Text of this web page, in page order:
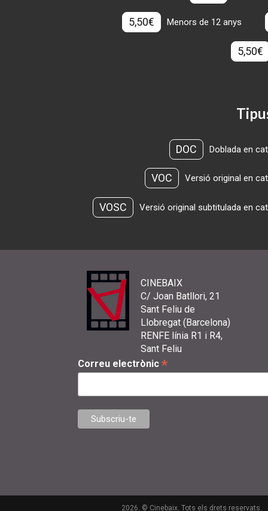
5,50€ Menors de 12 anys
5,50€
DOC Doblada en
VOC Versió original en
VOSC Versió original subtitulada en
CINEBAIX
C/ Joan Batllori, 21
Sant Feliu de
Llobregat (Barcelona)
RENFE línia R1 i R4,
Sant Feliu
Correu electrònic *
2026. © Cinebaix. Tots els drets reservats.